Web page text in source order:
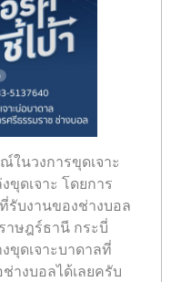
ในวงการขุดเจาะ
ขุดเจาะ โดยการ
รับงานของช่างบอล
าษฎร์ธานี กระบี่
ขุดเจาะบาดาลที่
างบอลได้เลยครับ